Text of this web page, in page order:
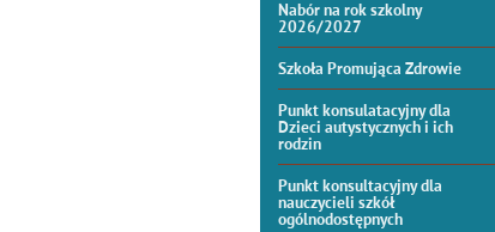
Nabór na rok szkolny
2026/2027
Szkoła Promująca Zdrowie
Punkt konsulatacyjny dla
Dzieci autystycznych i ich
rodzin
Punkt konsultacyjny dla
nauczycieli szkół
ogólnodostępnych